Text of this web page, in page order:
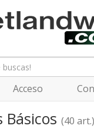
Acceso
Básicos (40 art.)